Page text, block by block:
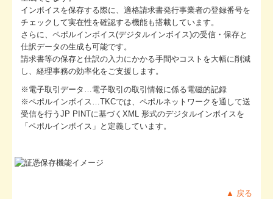
リンク集
お問合せ
FX4クラウド
関与先向け融資商品ご紹介
経営者お役立ち情報
社長メニューASP版
TKCシステムQ&A
インボイスを保存する際に、適格請求書発行事業者の登録番号を
チェックして実在性を確認する機能も搭載しています。
さらに、ペポルインボイス(デジタルインボイス)の受信・保存と
仕訳データの生成も可能です。
請求書等の保存と仕訳の入力にかかる手間やコストを大幅に削減
し、経理事務の効率化をご支援します。
※電子取引データ…電子取引の取引情報に係る電磁的記録
※ペポルインボイス…TKCでは、ペポルネットワークを通して送
受信を行うJP PINTに基づくXML 形式のデジタルインボイスを
「ペポルインボイス」と定義しています。
▲ 戻る